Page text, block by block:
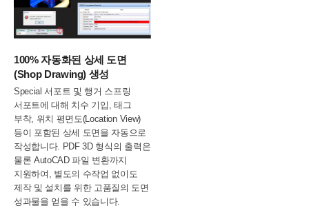
100% 자동화된 상세 도면
(Shop Drawing) 생성
Special 서포트 및 행거 스프링
서포트에 대해 치수 기입, 태그
부착, 위치 평면도(Location View)
등이 포함된 상세 도면을 자동으로
작성합니다. PDF 3D 형식의 출력은
물론 AutoCAD 파일 변환까지
지원하여, 별도의 수작업 없이도
제작 및 설치를 위한 고품질의 도면
성과물을 얻을 수 있습니다.